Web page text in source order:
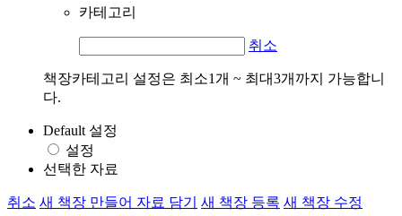
카테고리
취소
책장카테고리 설정은 최소1개 ~ 최대3개까지 가능합니
다.
Default 설정
설정
선택한 자료
취소 새 책장 만들어 자료 담기 새 책장 등록 새 책장 수정